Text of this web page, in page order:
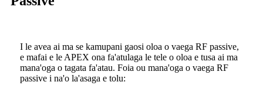
I le avea ai ma se kamupani gaosi oloa o vaega RF passive,
e mafai e le APEX ona fa'atulaga le tele o oloa e tusa ai ma
mana'oga o tagata fa'atau. Foia ou mana'oga o vaega RF
passive i na'o la'asaga e tolu: